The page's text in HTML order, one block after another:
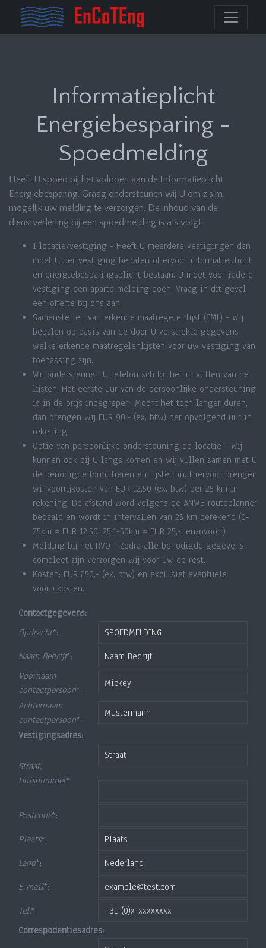
Informatieplicht
Energiebesparing -
Spoedmelding
Heeft U spoed bij het voldoen aan de Informatieplicht
Energiebesparing. Graag ondersteunen wij U om z.s.m.
mogelijk uw melding te verzorgen. De inhoud van de
dienstverlening bij een spoedmelding is als volgt:
1 locatie/vestiging - Heeft U meerdere vestigingen dan
moet U per vestiging bepalen of ervoor informatieplicht
en energiebesparingsplicht bestaan. U moet voor iedere
vestiging een aparte melding doen. Vraag in dit geval
een offerte bij ons aan.
Samenstellen van erkende maatregelenlijst (EML) - Wij
bepalen op basis van de door U verstrekte gegevens
welke erkende maatregelenlijsten voor uw vestiging van
toepassing zijn.
Wij ondersteunen U telefonisch bij het in vullen van de
lijsten. Het eerste uur van de persoonlijke ondersteuning
is in de prijs inbegrepen. Mocht het toch langer duren,
dan brengen wij EUR 90,- (ex. btw) per opvolgend uur in
rekening.
Optie van persoonlijke ondersteuning op locatie - Wij
kunnen ook bij U langs komen en wij vullen samen met U
de benodigde formulieren en lijsten in. Hiervoor brengen
wij voorrijkosten van EUR 12,50 (ex. btw) per 25 km in
rekening. De afstand word volgens de ANWB routeplanner
bepaald en wordt in intervallen van 25 km berekend (0-
25km = EUR 12,50; 25.1-50km = EUR 25,-; enzovoort)
Melding bij het RVO - Zodra alle benodigde gegevens
compleet zijn verzorgen wij voor uw de rest.
Kosten: EUR 250,- (ex. btw) en exclusief eventuele
voorrijkosten.
Contactgegevens:
Opdracht*:
Naam Bedrijf*:
Voornaam
contactpersoon*:
Achternaam
contactpersoon*:
Vestigingsadres:
Straat,
Huisnummer*:
,
Postcode*:
Plaats*:
Land*:
E-mail*:
Tel.*:
Correspodentiesadres: